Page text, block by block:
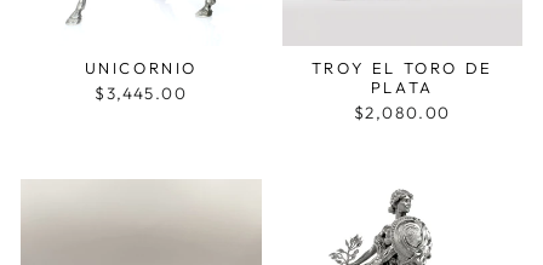
UNICORNIO
$3,445.00
TROY EL TORO DE
PLATA
$2,080.00